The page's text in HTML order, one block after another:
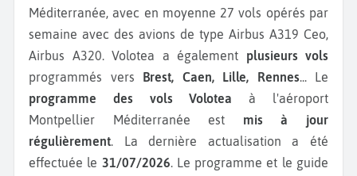
Méditerranée, avec en moyenne 27 vols opérés par
semaine avec des avions de type Airbus A319 Ceo,
Airbus A320. Volotea a également plusieurs vols
programmés vers
Brest, Caen, Lille, Rennes...
Le
programme des vols Volotea à l'aéroport
Montpellier Méditerranée est mis à jour
régulièrement. La dernière actualisation a été
effectuée le 31/07/2026. Le programme et le guide